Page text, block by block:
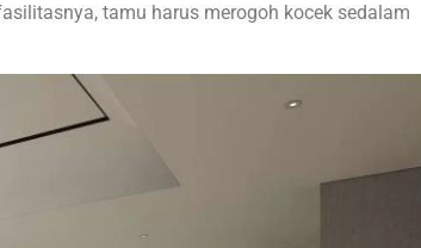
tamu harus merogoh kocek sedalam